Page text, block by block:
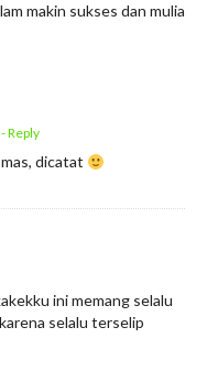
makin sukses dan mulia
- Reply
dicatat
ini memang selalu
selalu terselip